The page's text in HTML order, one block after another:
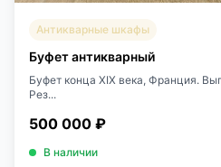
Антикварные шкафы
Буфет антикварный
Буфет конца XIX века, Франция.
Рез...
500 000 ₽
В наличии